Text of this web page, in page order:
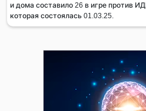
и дома составило 26 в игре против
которая состоялась 01.03.25.